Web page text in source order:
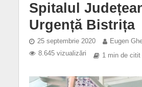
Spitalul
Urgență Bistrița
25 septembrie 2020
Eugen
8.645 vizualizări
1 min de citit